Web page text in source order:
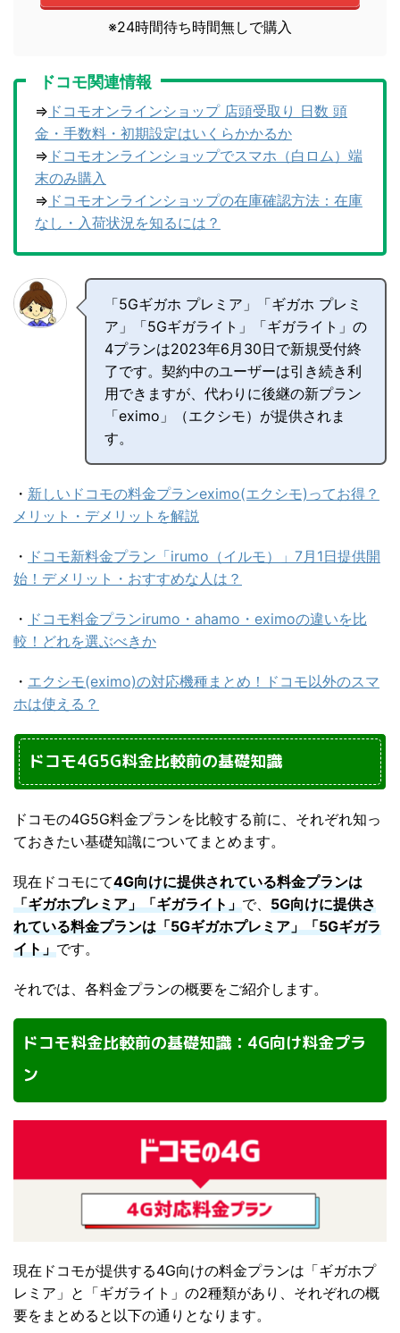
※24時間待ち時間無しで購入
ドコモ関連情報
⇒ ドコモオンラインショップ 店頭受取り 日数 頭
金・手数料・初期設定はいくらかかるか
⇒ ドコモオンラインショップでスマホ（白ロム）端
末のみ購入
⇒ ドコモオンラインショップの在庫確認方法：在庫
なし・入荷状況を知るには？
「5Gギガホ プレミア」「ギガホ プレミ
ア」「5Gギガライト」「ギガライト」の
4プランは2023年6月30日で新規受付終
了です。契約中のユーザーは引き続き利
用できますが、代わりに後継の新プラン
「eximo」（エクシモ）が提供されま
す。
・ 新しいドコモの料金プランeximo(エクシモ)ってお得？
メリット・デメリットを解説
・ ドコモ新料金プラン「irumo（イルモ）」7月1日提供開
始！デメリット・おすすめな人は？
・ ドコモ料金プランirumo・ahamo・eximoの違いを比
較！どれを選ぶべきか
・ エクシモ(eximo)の対応機種まとめ！ドコモ以外のスマ
ホは使える？
ドコモ4G5G料金比較前の基礎知識
ドコモの4G5G料金プランを比較する前に、それぞれ知っ
ておきたい基礎知識についてまとめます。
現在ドコモにて4G向けに提供されている料金プランは
「ギガホプレミア」「ギガライト」で、 5G向けに提供さ
れている料金プランは「5Gギガホプレミア」「5Gギガラ
イト」です。
それでは、各料金プランの概要をご紹介します。
ドコモ料金比較前の基礎知識：4G向け料金プラ
ン
現在ドコモが提供する4G向けの料金プランは「ギガホプ
レミア」と「ギガライト」の2種類があり、それぞれの概
要をまとめると以下の通りとなります。